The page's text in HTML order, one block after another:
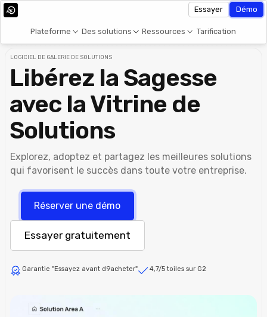
Plateforme Des solutions Ressources Tarification
Essayer Démo
LOGICIEL DE GALERIE DE SOLUTIONS
Libérez la Sagesse
avec la Vitrine de
Solutions
Explorez, adoptez et partagez les meilleures solutions
qui favorisent le succès dans toute votre entreprise.
Réserver une démo
Essayer gratuitement
Garantie "Essayez avant d9acheter" 4,7/5 toiles sur G2